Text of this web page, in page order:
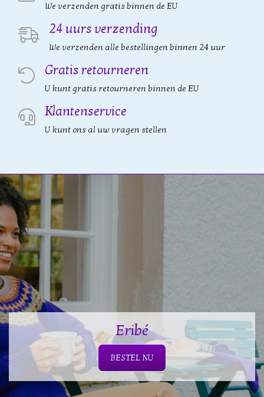
We verzenden gratis binnen de EU
24 uurs verzending
We verzenden alle bestellingen binnen 24 uur
Gratis retourneren
U kunt gratis retourneren binnen de EU
Klantenservice
U kunt ons al uw vragen stellen
Eribé
BESTEL NU